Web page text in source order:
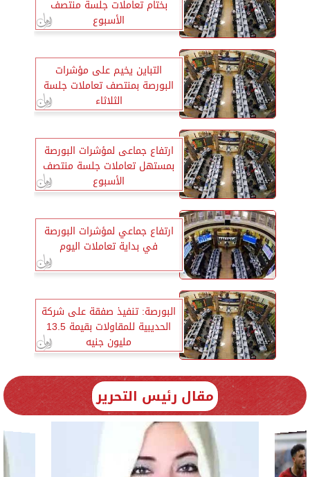
بختام تعاملات جلسة منتصف
الأسبوع
التباين يخيم على مؤشرات
البورصة بمنتصف تعاملات جلسة
الثلاثاء
ارتفاع جماعى لمؤشرات البورصة
بمستهل تعاملات جلسة منتصف
الأسبوع
ارتفاع جماعي لمؤشرات البورصة
في بداية تعاملات اليوم
البورصة: تنفيذ صفقة على شركة
الحديبية للمقاولات بقيمة 13.5
مليون جنيه
مقال رئيس التحرير